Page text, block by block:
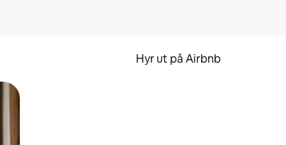
Hyr ut på Airbnb